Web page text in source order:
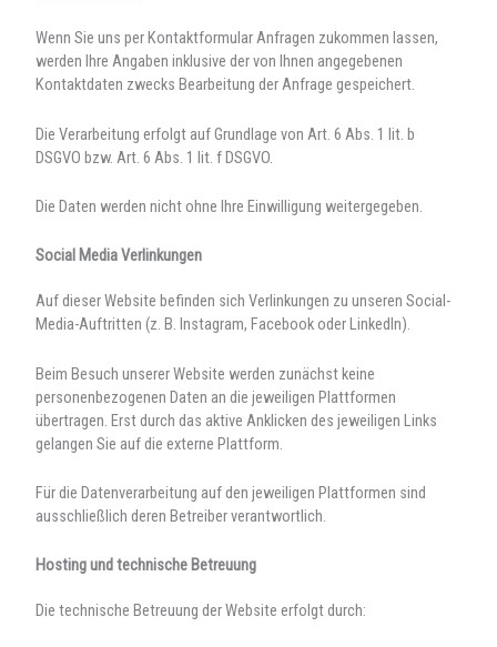
Wenn Sie uns per Kontaktformular Anfragen zukommen lassen,
werden Ihre Angaben inklusive der von Ihnen angegebenen
Kontaktdaten zwecks Bearbeitung der Anfrage gespeichert.
Die Verarbeitung erfolgt auf Grundlage von Art. 6 Abs. 1 lit. b
DSGVO bzw. Art. 6 Abs. 1 lit. f DSGVO.
Die Daten werden nicht ohne Ihre Einwilligung weitergegeben.
Social Media Verlinkungen
Auf dieser Website befinden sich Verlinkungen zu unseren Social-
Media-Auftritten (z. B. Instagram, Facebook oder LinkedIn).
Beim Besuch unserer Website werden zunächst keine
personenbezogenen Daten an die jeweiligen Plattformen
übertragen. Erst durch das aktive Anklicken des jeweiligen Links
gelangen Sie auf die externe Plattform.
Für die Datenverarbeitung auf den jeweiligen Plattformen sind
ausschließlich deren Betreiber verantwortlich.
Hosting und technische Betreuung
Die technische Betreuung der Website erfolgt durch: